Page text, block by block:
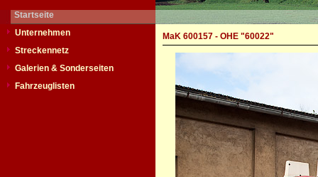
Startseite
Unternehmen
Streckennetz
Galerien & Sonderseiten
Fahrzeuglisten
MaK 600157 - OHE "60022"